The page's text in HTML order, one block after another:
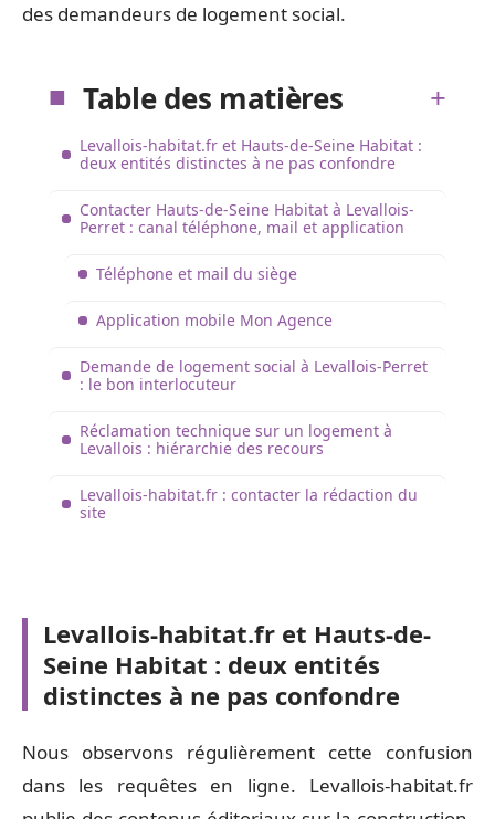
des demandeurs de logement social.
Table des matières
Levallois-habitat.fr et Hauts-de-Seine Habitat :
deux entités distinctes à ne pas confondre
Contacter Hauts-de-Seine Habitat à Levallois-
Perret : canal téléphone, mail et application
Téléphone et mail du siège
Application mobile Mon Agence
Demande de logement social à Levallois-Perret
: le bon interlocuteur
Réclamation technique sur un logement à
Levallois : hiérarchie des recours
Levallois-habitat.fr : contacter la rédaction du
site
Levallois-habitat.fr et Hauts-de-
Seine Habitat : deux entités
distinctes à ne pas confondre
Nous observons régulièrement cette confusion
dans les requêtes en ligne. Levallois-habitat.fr